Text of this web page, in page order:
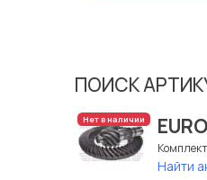
ПОИСК
Нет в наличии
Найти